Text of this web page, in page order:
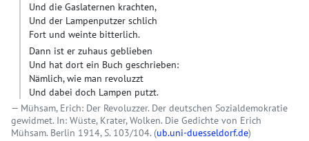
Und die Gaslaternen krachten,
Und der Lampenputzer schlich
Fort und weinte bitterlich.
Dann ist er zuhaus geblieben
Und hat dort ein Buch geschrieben:
Nämlich, wie man revoluzzt
Und dabei doch Lampen putzt.
Mühsam, Erich: Der Revoluzzer. Der deutschen Sozialdemokratie
gewidmet. In: Wüste, Krater, Wolken. Die Gedichte von Erich
Mühsam. Berlin 1914, S. 103/104. (ub.uni-duesseldorf.de)